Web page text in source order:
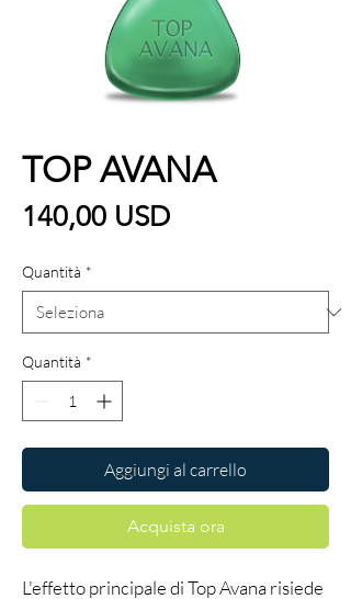
TOP AVANA
140,00 USDPrezzo
Quantità *
Quantità *
Aggiungi al carrello
Acquista ora
L'effetto principale di Top Avana risiede